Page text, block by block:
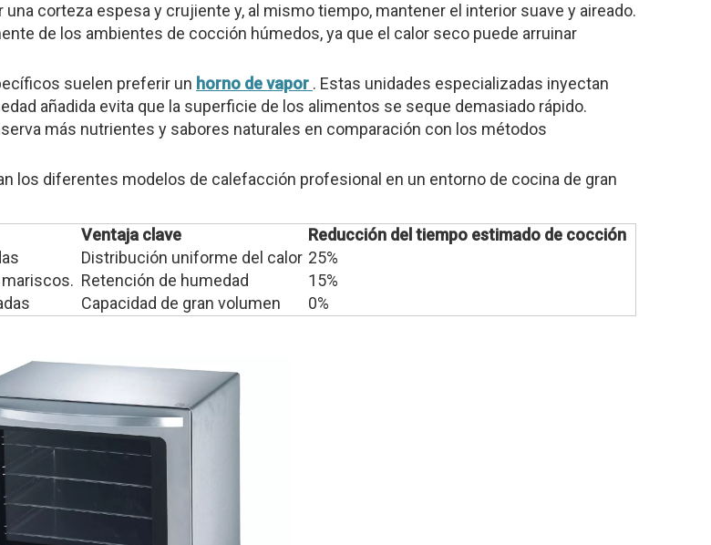
corteza espesa y crujiente y, al mismo tiempo, mantener el interior suave y aireado.
de los ambientes de cocción húmedos, ya que el calor seco puede arruinar
suelen preferir un horno de vapor . Estas unidades especializadas inyectan
añadida evita que la superficie de los alimentos se seque demasiado rápido.
más nutrientes y sabores naturales en comparación con los métodos
los diferentes modelos de calefacción profesional en un entorno de cocina de gran
Ventaja clave
Reducción del tiempo estimado de cocción
Distribución uniforme del calor 25%
Retención de humedad
15%
Capacidad de gran volumen 0%